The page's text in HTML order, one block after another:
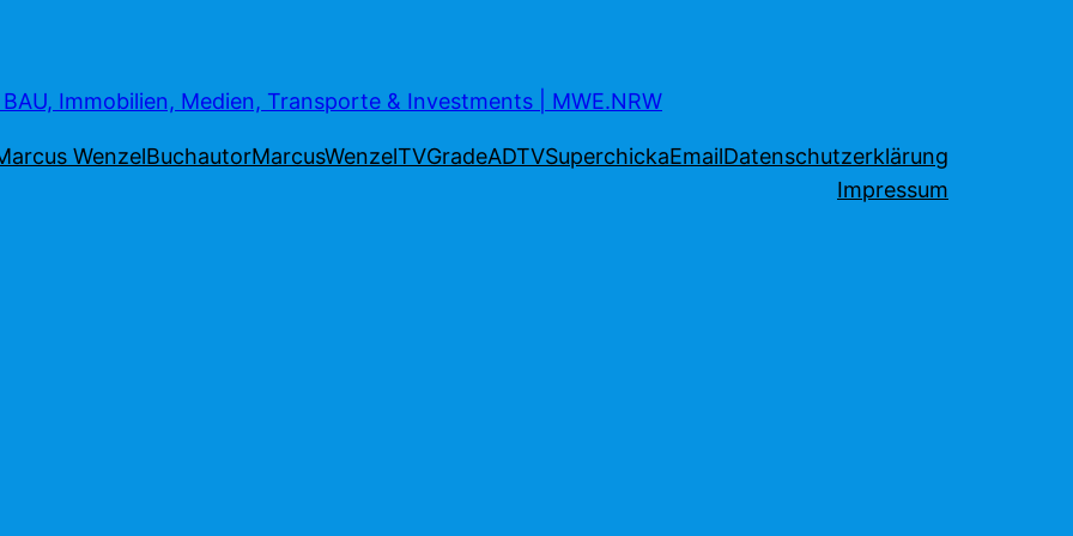
Immobilien, Medien, Transporte & Investments | MWE.NRW
WenzelBuchautorMarcusWenzelTVGradeADTVSuperchickaEmailDatenschutzerklärung
Impressum